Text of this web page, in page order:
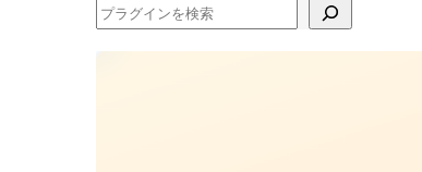
プ